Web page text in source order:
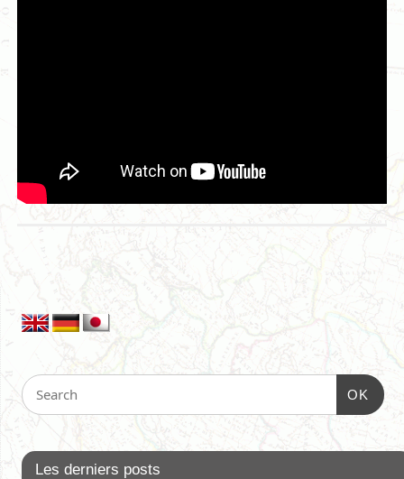
OK
Les derniers posts